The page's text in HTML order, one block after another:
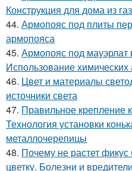
Конструкция для дома из
44. Армопояс под плиты
армопояса
45. Армопояс под мауэрлат
Использование химических
46. Цвет и материалы
источники света
47. Правильное крепление
Технология установки
металлочерепицы
48. Почему не растет
цветку. Болезни и вредители